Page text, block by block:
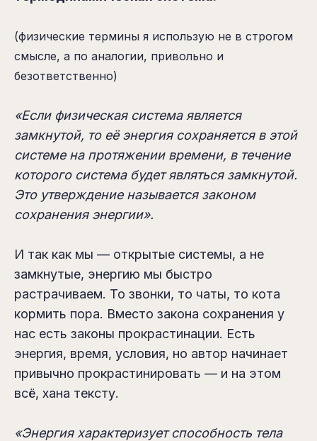
(физические термины я использую не в строгом
смысле, а по аналогии, привольно и
безответственно)
«Если физическая система является
замкнутой, то её энергия сохраняется в этой
системе на протяжении времени, в течение
которого система будет являться замкнутой.
Это утверждение называется законом
сохранения энергии».
И так как мы — открытые системы, а не
замкнутые, энергию мы быстро
растрачиваем. То звонки, то чаты, то кота
кормить пора. Вместо закона сохранения у
нас есть законы прокрастинации. Есть
энергия, время, условия, но автор начинает
привычно прокрастинировать — и на этом
всё, хана тексту.
«Энергия характеризует способность тела